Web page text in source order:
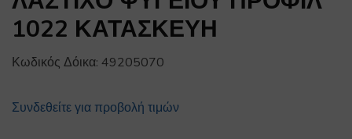
1022 ΚΑΤΑΣΚΕΥΗ
Κωδικός Δόικα: 49205070
Συνδεθείτε για προβολή τιμών